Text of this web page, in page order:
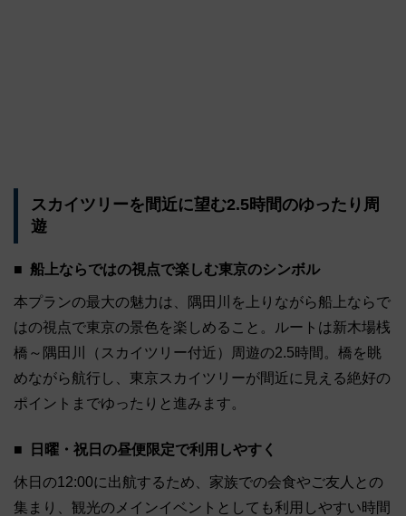
スカイツリーを間近に望む2.5時間のゆったり周
遊
船上ならではの視点で楽しむ東京のシンボル
本プランの最大の魅力は、隅田川を上りながら船上ならで
はの視点で東京の景色を楽しめること。ルートは新木場桟
橋～隅田川（スカイツリー付近）周遊の2.5時間。橋を眺
めながら航行し、東京スカイツリーが間近に見える絶好の
ポイントまでゆったりと進みます。
日曜・祝日の昼便限定で利用しやすく
休日の12:00に出航するため、家族での会食やご友人との
集まり、観光のメインイベントとしても利用しやすい時間